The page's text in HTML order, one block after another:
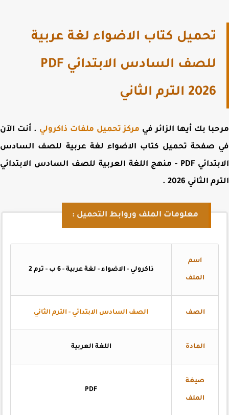
تحميل كتاب الاضواء لغة عربية
للصف السادس الابتدائي PDF
2026 الترم الثاني
بك أيها الزائر فيمركز تحميل ملفات ذاكرولي. أنت الآن
صفحةتحميل كتاب الاضواء لغة عربية للصف السادس
الابتدائي PDF - منهج اللغة العربية للصف السادس الابتدائي
الثاني 2026
.
معلومات الملف وروابط التحميل :
اسم
الملف
ذاكرولي - الاضواء - لغة عربية - 6 ب - ترم 2
الصف الصف السادس الابتدائي - الترم الثاني
المادة اللغة العربية
صيغة
الملف
PDF